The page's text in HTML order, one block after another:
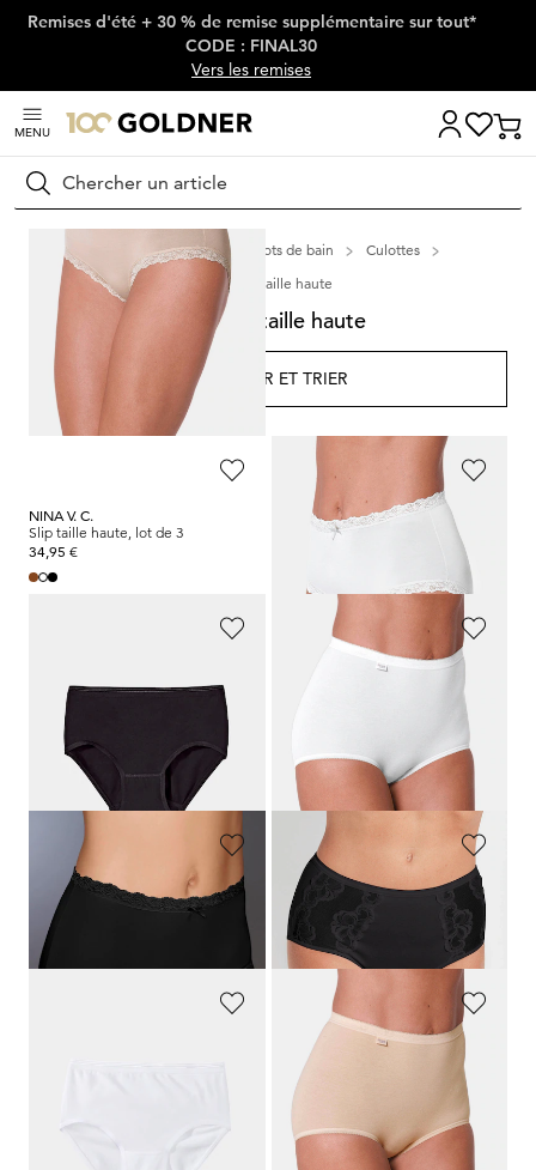
Passer la navigation, aller directement au contenu
Remises d'été + 30 % de remise supplémentaire sur tout*
CODE : FINAL30
Vers les remises
MENU
Rechercher
Lingerie & maillots de bain
Culottes
Culottes taille haute
Culottes taille haute
Produits
FILTRER ET TRIER
NINA V. C.
Slip taille haute, lot de 3
34,95 €
NINA V. C.
Slip taille haute, lot de 3
Lot de 2 slips montants
14,00 €
Meilleur prix sur 30 jours** : 15,99 €
NINA V. C.
Slip taille haute, lot de 3
34,95 €
NINA V. C.
Slip gainant avec empiècement en dentelle
12,95 €
Meilleur prix sur 30 jours** : 15,99 €
SLOGGI
Lot de 2 slips montants
23,95 €